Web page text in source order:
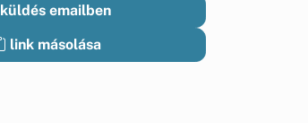
küldés emailben
link másolása